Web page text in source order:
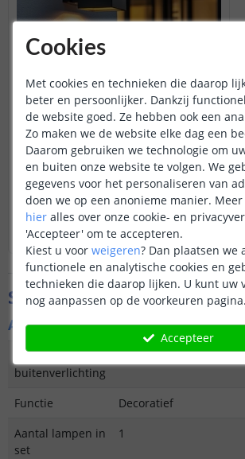
Solar up-down light Sverre
Warm wit - Recht
reviews )
OP VOORRAAD 39,95
IN WINKELWAGEN
Specificaties
Algemene kenmerken
Type
buitenverlichting
Wandlamp
Functie
Decoratief
Aantal lampen in
set
1
Cookies
Met cookies en technieken die daarop
beter en persoonlijker. Dankzij
de website goed. Ze hebben ook een
Zo maken we de website elke dag een
Daarom gebruiken we technologie om
en buiten onze website te volgen. We
gegevens voor het personaliseren van
doen we op een anonieme manier.
hier alles over onze cookie- en
'Accepteer' om te accepteren.
Kiest u voor weigeren? Dan plaatsen we
functionele en analytische cookies en
technieken die daarop lijken. U kunt uw
nog aanpassen op de voorkeuren pagina.
Accepteer